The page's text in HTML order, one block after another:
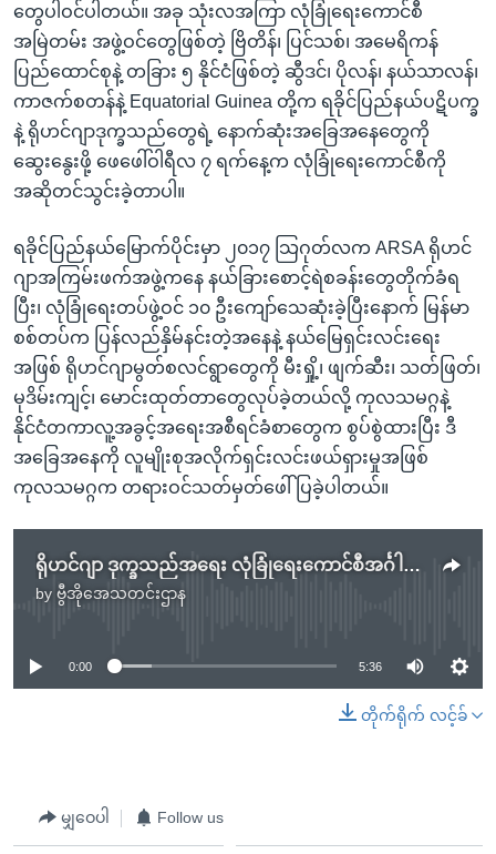
တွေပါဝင်ပါတယ်။ အခု သုံးလအကြာ လုံခြုံရေးကောင်စီ
အမြဲတမ်း အဖွဲ့ဝင်တွေဖြစ်တဲ့ ဗြိတိန်၊ ပြင်သစ်၊ အမေရိကန်
ပြည်ထောင်စုနဲ့ တခြား ၅ နိုင်ငံဖြစ်တဲ့ ဆွီဒင်၊ ပိုလန်၊ နယ်သာလန်၊
ကာဇက်စတန်နဲ့ Equatorial Guinea တို့က ရခိုင်ပြည်နယ်ပဋိပက္ခ
နဲ့ ရိုဟင်ဂျာဒုက္ခသည်တွေရဲ့ နောက်ဆုံးအခြေအနေတွေကို
ဆွေးနွေးဖို့ ဖေဖေါ်ဝါရီလ ၇ ရက်နေ့က လုံခြုံရေးကောင်စီကို
အဆိုတင်သွင်းခဲ့တာပါ။
ရခိုင်ပြည်နယ်မြောက်ပိုင်းမှာ ၂၀၁၇ သြဂုတ်လက ARSA ရိုဟင်
ဂျာအကြမ်းဖက်အဖွဲ့ကနေ နယ်ခြားစောင့်ရဲစခန်းတွေတိုက်ခံရ
ပြီး၊ လုံခြုံရေးတပ်ဖွဲ့ဝင် ၁၀ ဦးကျော်သေဆုံးခဲ့ပြီးနောက် မြန်မာ
စစ်တပ်က ပြန်လည်နှိမ်နင်းတဲ့အနေနဲ့ နယ်မြေရှင်းလင်းရေး
အဖြစ် ရိုဟင်ဂျာမွတ်စလင်ရွာတွေကို မီးရှို့၊ ဖျက်ဆီး၊ သတ်ဖြတ်၊
မုဒိမ်းကျင့်၊ မောင်းထုတ်တာတွေလုပ်ခဲ့တယ်လို့ ကုလသမဂ္ဂနဲ့
နိုင်ငံတကာလူ့အခွင့်အရေးအစီရင်ခံစာတွေက စွပ်စွဲထားပြီး ဒီ
အခြေအနေကို လူမျိုးစုအလိုက်ရှင်းလင်းဖယ်ရှားမှုအဖြစ်
ကုလသမဂ္ဂက တရားဝင်သတ်မှတ်ဖေါ်ပြခဲ့ပါတယ်။
ရိုဟင်ဂျာ ဒုက္ခသည်အရေး လုံခြုံရေးကောင်စီအင်္ဂါနေ့ ဆွေးနွေးမည်
by ဗွီအိုအေသတင်းဌာန
No media source currently available
0:00 5:36
တိုက်ရိုက် လင့်ခ်
မျှဝေပါ Follow us